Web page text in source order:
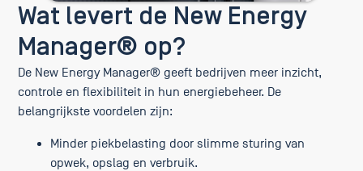
Wat levert de New Energy
Manager® op?
De New Energy Manager® geeft bedrijven meer inzicht,
controle en flexibiliteit in hun energiebeheer. De
belangrijkste voordelen zijn:
Minder piekbelasting door slimme sturing van
opwek, opslag en verbruik.